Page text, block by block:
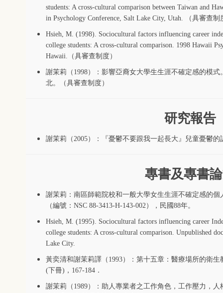
students: A cross-cultural comparison between Taiwan and
in Psychology Conference, Salt Lake City, Utah. （具審查制
Hsieh, M. (1998). Sociocultural factors influencing career
college students: A cross-cultural comparison. 1998 Hawaii
Hawaii.（具審查制度）
謝茉莉（1998）：影響亞裔女大學生生涯不確定感的模
北。（具審查制度）
研究報告
謝茉莉（2005）： 『憂鬱不要跟我一起長大』兒童憂鬱
專書及專書
謝茉莉：南區師範院校和一般大學女生生涯不確定感的
（編號：NSC 88-3413-H-143-002），民國88年。
Hsieh, M. (1995). Sociocultural factors influencing career
college students: A cross-cultural comparison. Unpublished
Lake City.
黃奕清和謝茉莉譯（1993）：第十五章：醫療場所的衛
(下冊)，167-184．
謝茉莉（1989）：助人專業者之工作角色，工作壓力，